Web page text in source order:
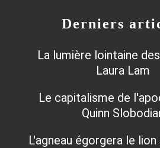
Derniers
La lumière lointaine
Laura Lam
Le capitalisme de
Quinn
L'agneau égorgera le